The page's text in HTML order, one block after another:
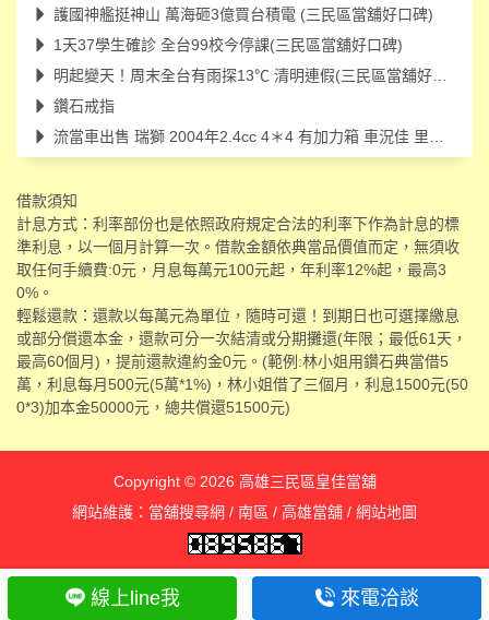
護國神艦挺神山 萬海砸3億買台積電 (三民區當舖好口碑)
1天37學生確診 全台99校今停課(三民區當舖好口碑)
明起變天！周末全台有雨探13℃ 清明連假(三民區當舖好口碑)
鑽石戒指
流當車出售 瑞獅 2004年2.4cc 4＊4 有加力箱 車況佳 里程97000
借款須知
計息方式：利率部份也是依照政府規定合法的利率下作為計息的標
準利息，以一個月計算一次。借款金額依典當品價值而定，無須收
取任何手續費:0元，月息每萬元100元起，年利率12%起，最高3
0%。
輕鬆還款：還款以每萬元為單位，隨時可還！到期日也可選擇繳息
或部分償還本金，還款可分一次結清或分期攤還(年限；最低61天，
最高60個月)，提前還款違約金0元。(範例:林小姐用鑽石典當借5
萬，利息每月500元(5萬*1%)，林小姐借了三個月，利息1500元(50
0*3)加本金50000元，總共償還51500元)
Copyright © 2026 高雄三民區皇佳當舖
網站維護： 當舖搜尋網 / 南區 / 高雄當舖 / 網站地圖
線上line我 來電洽談